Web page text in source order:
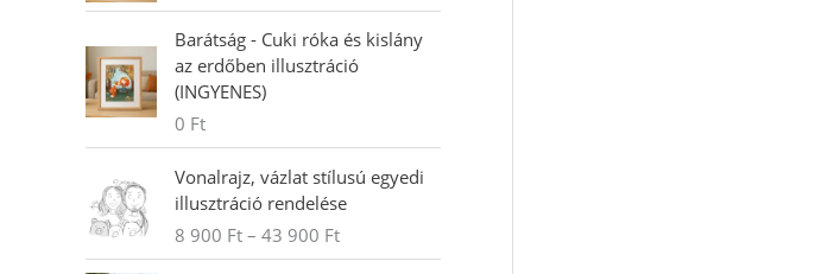
Barátság - Cuki róka és kislány
az erdőben illusztráció
(INGYENES)
0 Ft
Vonalrajz, vázlat stílusú egyedi
illusztráció rendelése
8 900 Ft – 43 900 Ft
r
t
a